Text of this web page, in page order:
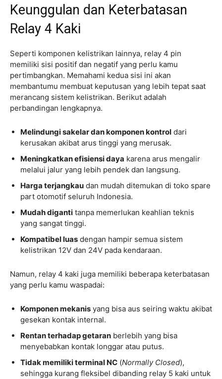
Keunggulan dan Keterbatasan
Relay 4 Kaki
Seperti komponen kelistrikan lainnya, relay 4 pin
memiliki sisi positif dan negatif yang perlu kamu
pertimbangkan. Memahami kedua sisi ini akan
membantumu membuat keputusan yang lebih tepat saat
merancang sistem kelistrikan. Berikut adalah
perbandingan lengkapnya.
Melindungi sakelar dan komponen kontrol dari
kerusakan akibat arus tinggi yang merusak.
Meningkatkan efisiensi daya karena arus mengalir
melalui jalur yang lebih pendek dan langsung.
Harga terjangkau dan mudah ditemukan di toko spare
part otomotif seluruh Indonesia.
Mudah diganti tanpa memerlukan keahlian teknis
yang sangat tinggi.
Kompatibel luas dengan hampir semua sistem
kelistrikan 12V dan 24V pada kendaraan.
Namun, relay 4 kaki juga memiliki beberapa keterbatasan
yang perlu kamu waspadai:
Komponen mekanis yang bisa aus seiring waktu akibat
gesekan kontak internal.
Rentan terhadap getaran berlebih yang bisa
menyebabkan kontak longgar atau putus.
Tidak memiliki terminal NC (Normally Closed),
sehingga kurang fleksibel dibanding relay 5 kaki untuk